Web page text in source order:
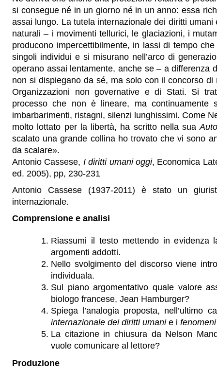
si consegue né in un giorno né in un anno: essa
assai lungo. La tutela internazionale dei diritti umani
naturali – i movimenti tellurici, le glaciazioni, i
producono impercettibilmente, in lassi di tempo
singoli individui e si misurano nell’arco di
operano assai lentamente, anche se – a differenza
non si dispiegano da sé, ma solo con il concorso di
Organizzazioni non governative e di Stati. Si
processo che non è lineare, ma continuamente
imbarbarimenti, ristagni, silenzi lunghissimi. Come
molto lottato per la libertà, ha scritto nella sua
scalato una grande collina ho trovato che vi sono
da scalare».
Antonio Cassese, I diritti umani oggi, Economica
ed. 2005), pp, 230-231
Antonio Cassese (1937-2011) è stato un
internazionale.
Comprensione e analisi
Riassumi il testo mettendo in evidenza
argomenti addotti.
Nello svolgimento del discorso viene
individuala.
Sul piano argomentativo quale valore
biologo francese, Jean Hamburger?
Spiega l’analogia proposta, nell’ultimo
internazionale dei diritti umanie i
La citazione in chiusura da Nelson
vuole comunicare al lettore?
Produzione